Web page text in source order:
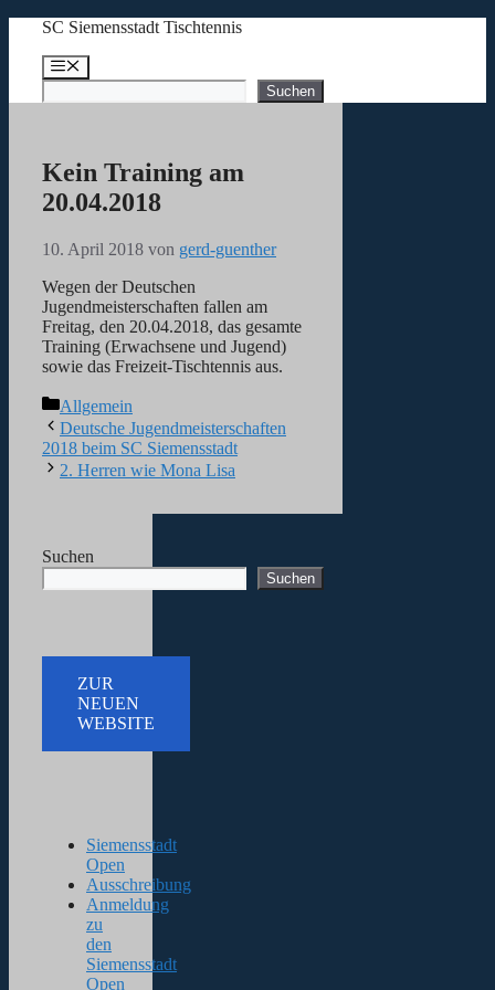
springen
SC Siemensstadt Tischtennis
Menü
Suchen Suchen
Kein Training am
20.04.2018
10. April 2018 von gerd-guenther
Wegen der Deutschen
Jugendmeisterschaften fallen am
Freitag, den 20.04.2018, das gesamte
Training (Erwachsene und Jugend)
sowie das Freizeit-Tischtennis aus.
Kategorien
Allgemein
Deutsche Jugendmeisterschaften
2018 beim SC Siemensstadt
2. Herren wie Mona Lisa
Suchen
Suchen
ZUR
NEUEN
WEBSITE
Siemensstadt
Open
Ausschreibung
Anmeldung
zu
den
Siemensstadt
Open